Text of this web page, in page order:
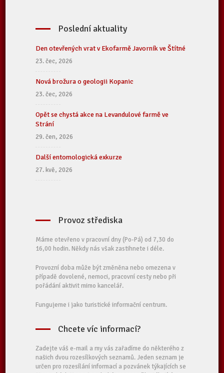
Poslední aktuality
Den otevřených vrat v Ekofarmě Javorník ve Štítné
23. čec, 2026
Nová brožura o geologii Kopanic
23. čec, 2026
Opět se chystá akce na Levandulové farmě ve
Strání
29. čen, 2026
Další entomologická exkurze
27. kvě, 2026
Provoz střediska
Máme otevřeno v pracovní dny (Po-Pá) od 7,30 do
16,00 hodin. Někdy nás však zastihnete i déle.
Provozní doba může být změněna nebo omezena v
případě dovolené, nemoci, pracovní cesty nebo při
pořádání aktivit mimo kancelář.
Fungujeme i jako turistické informační centrum.
Chcete víc informací?
Zadejte váš e-mail a my vás zařadíme do některého z
našich dvou rozesílkových seznamů. Jeden seznam je
určen pro rozesílání informací a pozvánek týkajících se